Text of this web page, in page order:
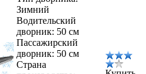
Зимний
Водительский
дворник: 50 см
Пассажирский
дворник: 50 см
Страна